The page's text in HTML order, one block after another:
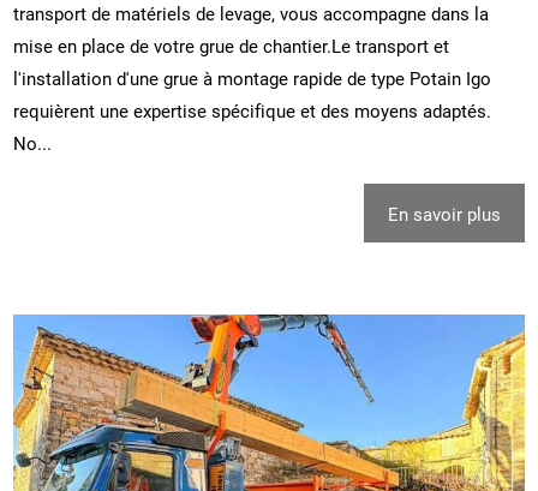
transport de matériels de levage, vous accompagne dans la
mise en place de votre grue de chantier.Le transport et
l'installation d'une grue à montage rapide de type Potain Igo
requièrent une expertise spécifique et des moyens adaptés.
No...
En savoir plus